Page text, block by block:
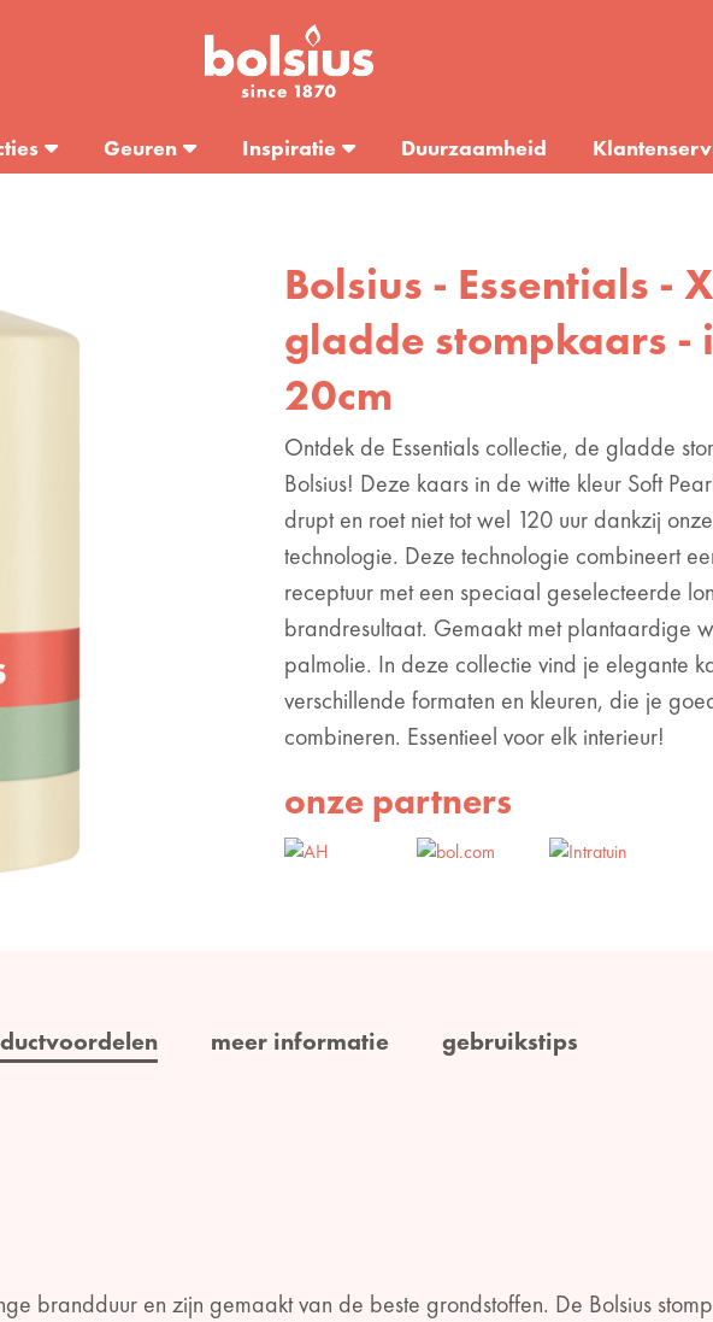
Geuren Inspiratie Duurzaamheid
Bolsius - Essentials -
gladde stompkaars -
20cm
Ontdek de Essentials collectie, de gladde
Bolsius! Deze kaars in de witte kleur Soft
drupt en roet niet tot wel 120 uur dankzij
technologie. Deze technologie combineert
receptuur met een speciaal geselecteerde
brandresultaat. Gemaakt met plantaardige
palmolie. In deze collectie vind je elegante
verschillende formaten en kleuren, die je
combineren. Essentieel voor elk interieur!
onze partners
meer informatie gebruikstips
brandduur en zijn gemaakt van de beste grondstoffen. De Bolsius